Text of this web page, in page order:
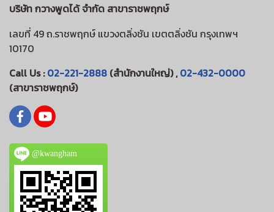
บริษัท กวางพูดได้ จำกัด สาขาราชพฤกษ์
เลขที่ 49 ถ.ราชพฤกษ์ แขวงตลิ่งชัน เขตตลิ่งชัน กรุงเทพฯ
10170
Call Us :02-221-2888 (สำนักงานใหญ่) ,02-432-0000
(สาขาราชพฤกษ์)
@kwangham